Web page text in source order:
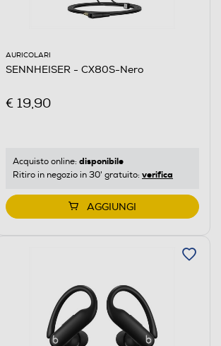
AURICOLARI
SENNHEISER - CX80S-Nero
€ 19,90
Acquisto online: disponibile
Ritiro in negozio in 30' gratuito: verifica
AGGIUNGI